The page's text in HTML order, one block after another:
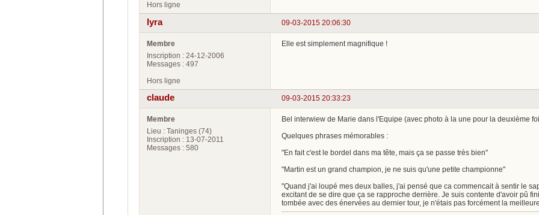
Hors ligne
09-03-2015 20:06:30
lyra
Membre
Inscription : 24-12-2006
Messages : 497
Elle est simplement magnifique !
Hors ligne
09-03-2015 20:33:23
claude
Membre
Lieu : Taninges (74)
Inscription : 13-07-2011
Messages : 580
Bel interwiew de Marie dans l'Equipe (avec photo à la une pour la deuxième
Quelques phrases mémorables :
"En fait c'est le bordel dans ma tête, mais ça se passe très bien"
"Martin est un grand champion, je ne suis qu'une petite championne"
"Quand j'ai loupé mes deux balles, j'ai pensé que ca commencait à sentir le
excitant de se dire que ça se rapproche derrière. Je suis contente d'avoir pû
tombée avec des énervées au dernier tour, je n'étais pas forcément la